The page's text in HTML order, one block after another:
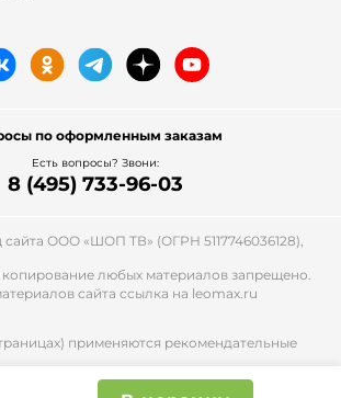
по оформленным заказам
Есть вопросы? Звони:
8 (495) 733-96-03
ООО «ШОП ТВ» (ОГРН 5117746036128),
любых материалов запрещено.
сайта ссылка на leomax.ru
применяются рекомендательные